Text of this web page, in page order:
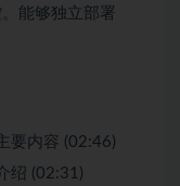
能够独立部署
要内容 (02:46)
绍 (02:31)